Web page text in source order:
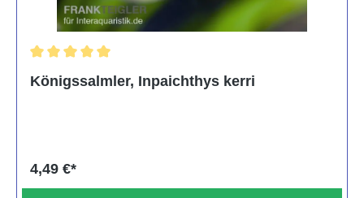
Königssalmler, Inpaichthys kerri
4,49 €*